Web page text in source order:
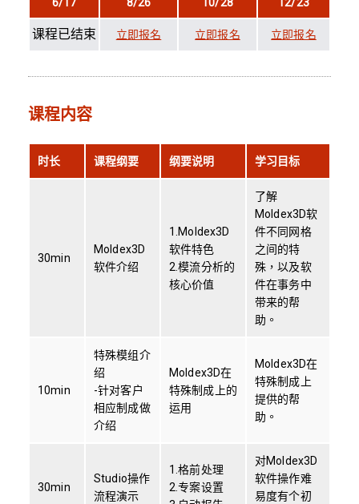
课程已结束 立即报名 立即报名 立即报名
课程内容
时长 课程纲要 纲要说明 学习目标
30min
Moldex3D
软件介绍
1.Moldex3D
软件特色
2.模流分析的
核心价值
了解
Moldex3D软
件不同网格
之间的特
殊，以及软
件在事务中
带来的帮
助。
10min
特殊模组介
绍
-针对客户
相应制成做
介绍
Moldex3D在
特殊制成上的
运用
Moldex3D在
特殊制成上
提供的帮
助。
30min
Studio操作
流程演示
1.格前处理
2.专案设置
对Moldex3D
软件操作难
易度有个初